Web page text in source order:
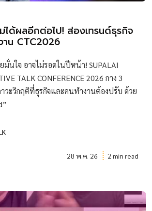
ได้ผลอีกต่อไป! ส่องเทรนด์ธุรกิจ
น CTC2026
มั่นใจ อาจไม่รอดในปีหน้า! SUPALAI
TALK CONFERENCE 2026 กาง 3
ะวิกฤติที่ธุรกิจและคนทำงานต้องปรับ ด้วย
28 พ.ค. 26 2 min read